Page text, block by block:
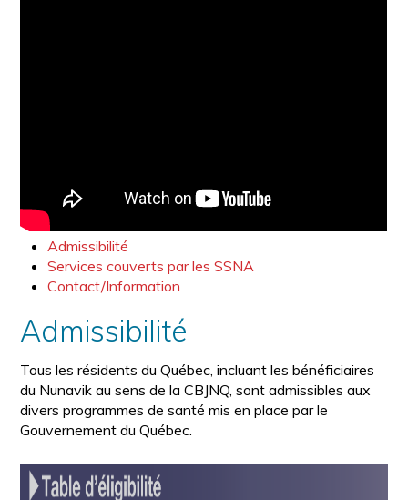
Admissibilité
Services couverts par les SSNA
Contact/Information
Admissibilité
Tous les résidents du Québec, incluant les bénéficiaires
du Nunavik au sens de la CBJNQ, sont admissibles aux
divers programmes de santé mis en place par le
Gouvernement du Québec.